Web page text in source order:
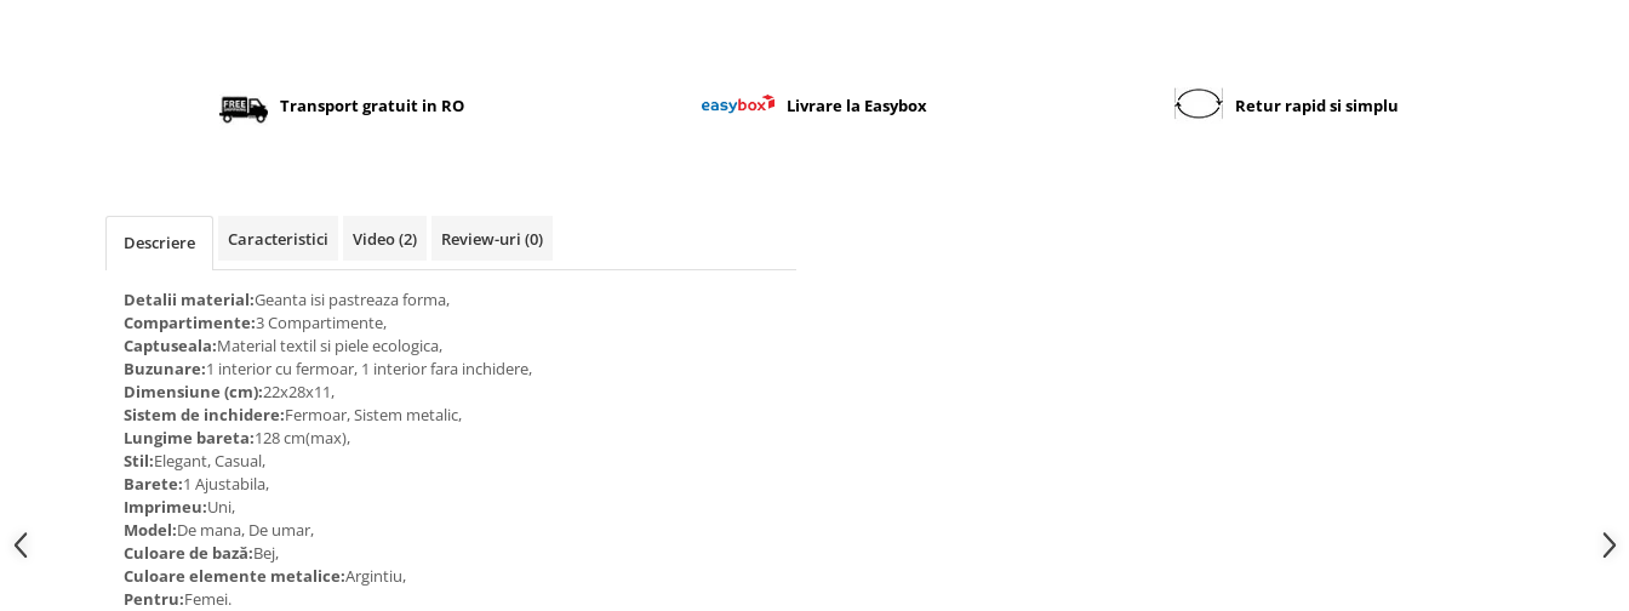
Transport gratuit in RO Livrare la Easybox Retur rapid si simplu
Descriere Caracteristici Video(2) Review-uri (0)
Detalii material:Geanta isi pastreaza forma,
Compartimente:3 Compartimente,
Captuseala:Material textil si piele ecologica,
Buzunare:1 interior cu fermoar, 1 interior fara inchidere,
Dimensiune (cm):22x28x11,
Sistem de inchidere:Fermoar, Sistem metalic,
Lungime bareta:128 cm(max),
Stil:Elegant, Casual,
Barete:1 Ajustabila,
Imprimeu:Uni,
Model:De mana, De umar,
Culoare de bază:Bej,
Culoare elemente metalice:Argintiu,
Pentru:Femei.